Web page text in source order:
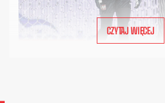
CZYTAJ WIĘCEJ